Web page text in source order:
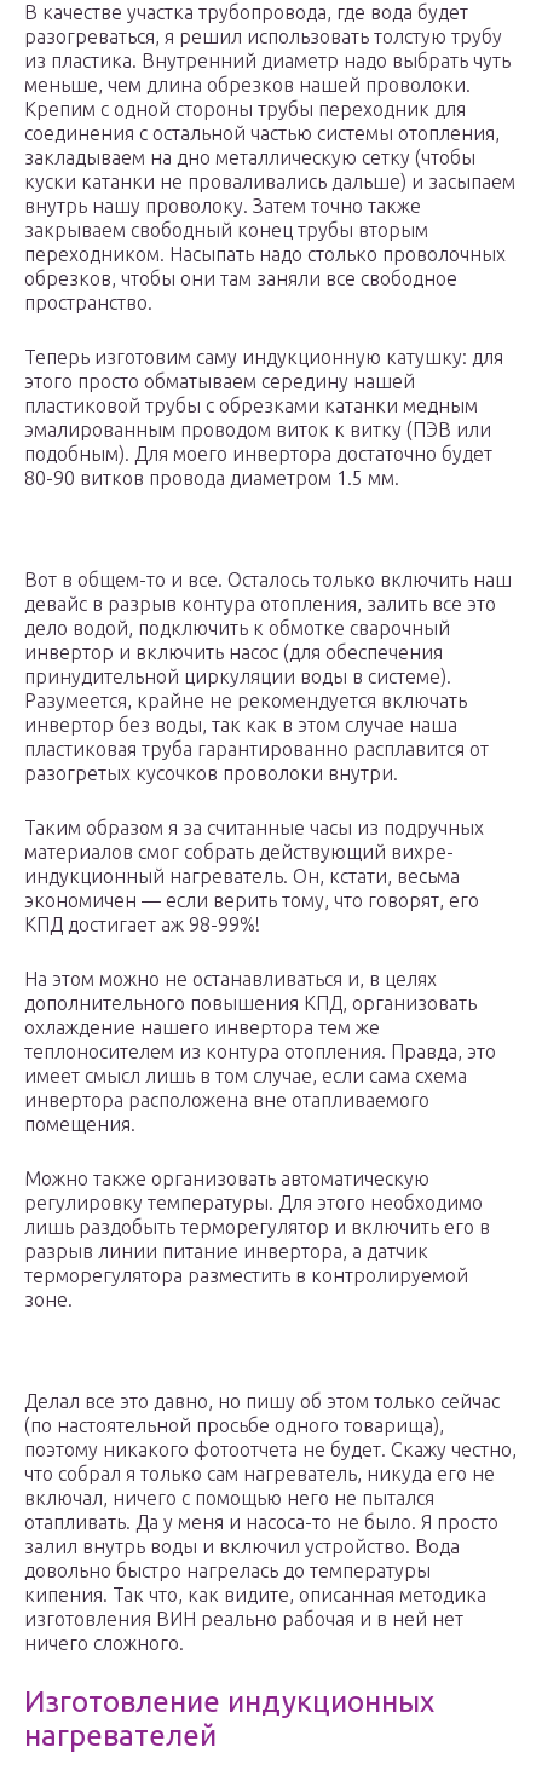
В качестве участка трубопровода, где вода будет
разогреваться, я решил использовать толстую трубу
из пластика. Внутренний диаметр надо выбрать чуть
меньше, чем длина обрезков нашей проволоки.
Крепим с одной стороны трубы переходник для
соединения с остальной частью системы отопления,
закладываем на дно металлическую сетку (чтобы
куски катанки не проваливались дальше) и засыпаем
внутрь нашу проволоку. Затем точно также
закрываем свободный конец трубы вторым
переходником. Насыпать надо столько проволочных
обрезков, чтобы они там заняли все свободное
пространство.
Теперь изготовим саму индукционную катушку: для
этого просто обматываем середину нашей
пластиковой трубы с обрезками катанки медным
эмалированным проводом виток к витку (ПЭВ или
подобным). Для моего инвертора достаточно будет
80-90 витков провода диаметром 1.5 мм.
Вот в общем-то и все. Осталось только включить наш
девайс в разрыв контура отопления, залить все это
дело водой, подключить к обмотке сварочный
инвертор и включить насос (для обеспечения
принудительной циркуляции воды в системе).
Разумеется, крайне не рекомендуется включать
инвертор без воды, так как в этом случае наша
пластиковая труба гарантированно расплавится от
разогретых кусочков проволоки внутри.
Таким образом я за считанные часы из подручных
материалов смог собрать действующий вихре-
индукционный нагреватель. Он, кстати, весьма
экономичен — если верить тому, что говорят, его
КПД достигает аж 98-99%!
На этом можно не останавливаться и, в целях
дополнительного повышения КПД, организовать
охлаждение нашего инвертора тем же
теплоносителем из контура отопления. Правда, это
имеет смысл лишь в том случае, если сама схема
инвертора расположена вне отапливаемого
помещения.
Можно также организовать автоматическую
регулировку температуры. Для этого необходимо
лишь раздобыть терморегулятор и включить его в
разрыв линии питание инвертора, а датчик
терморегулятора разместить в контролируемой
зоне.
Делал все это давно, но пишу об этом только сейчас
(по настоятельной просьбе одного товарища),
поэтому никакого фотоотчета не будет. Скажу честно,
что собрал я только сам нагреватель, никуда его не
включал, ничего с помощью него не пытался
отапливать. Да у меня и насоса-то не было. Я просто
залил внутрь воды и включил устройство. Вода
довольно быстро нагрелась до температуры
кипения. Так что, как видите, описанная методика
изготовления ВИН реально рабочая и в ней нет
ничего сложного.
Изготовление индукционных
нагревателей